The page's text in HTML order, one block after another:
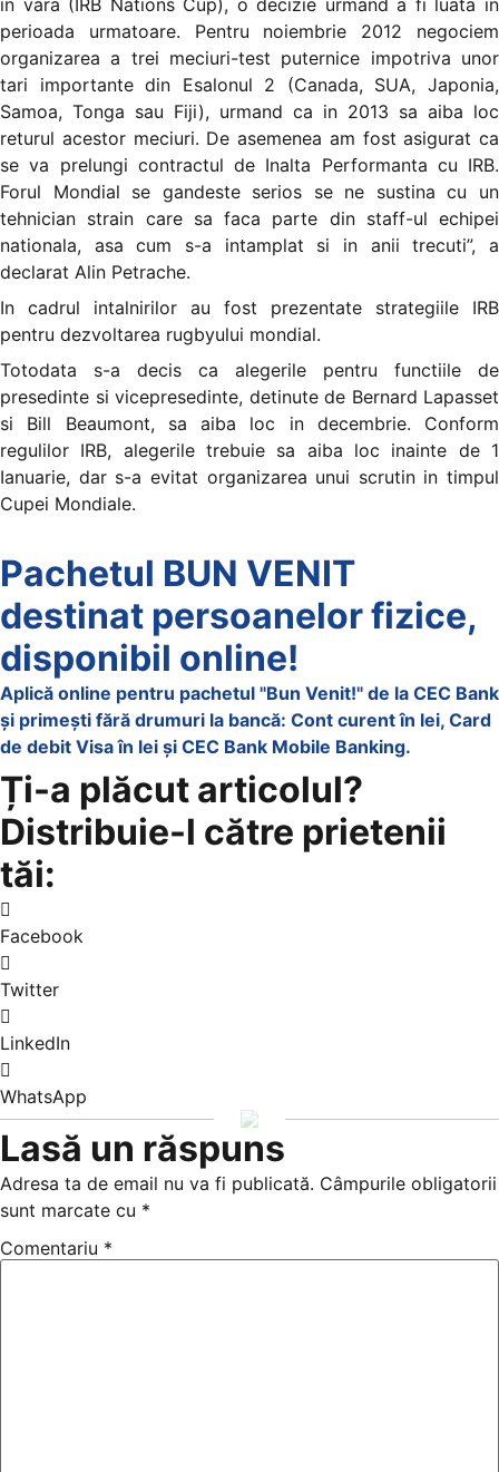
in vara (IRB Nations Cup), o decizie urmand a fi luata in
perioada urmatoare. Pentru noiembrie 2012 negociem
organizarea a trei meciuri-test puternice impotriva unor
tari importante din Esalonul 2 (Canada, SUA, Japonia,
Samoa, Tonga sau Fiji), urmand ca in 2013 sa aiba loc
returul acestor meciuri. De asemenea am fost asigurat ca
se va prelungi contractul de Inalta Performanta cu IRB.
Forul Mondial se gandeste serios se ne sustina cu un
tehnician strain care sa faca parte din staff-ul echipei
nationala, asa cum s-a intamplat si in anii trecuti”, a
declarat Alin Petrache.
In cadrul intalnirilor au fost prezentate strategiile IRB
pentru dezvoltarea rugbyului mondial.
Totodata s-a decis ca alegerile pentru functiile de
presedinte si vicepresedinte, detinute de Bernard Lapasset
si Bill Beaumont, sa aiba loc in decembrie. Conform
regulilor IRB, alegerile trebuie sa aiba loc inainte de 1
Ianuarie, dar s-a evitat organizarea unui scrutin in timpul
Cupei Mondiale.
Pachetul BUN VENIT
destinat persoanelor fizice,
disponibil online!
Aplică online pentru pachetul "Bun Venit!" de la CEC Bank
și primești fără drumuri la bancă: Cont curent în lei, Card
de debit Visa în lei și CEC Bank Mobile Banking.​
Ți-a plăcut articolul?
Distribuie-l către prietenii
tăi:
Facebook
Twitter
LinkedIn
WhatsApp
Lasă un răspuns
Adresa ta de email nu va fi publicată. Câmpurile obligatorii
sunt marcate cu *
Comentariu *